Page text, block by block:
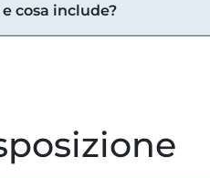
cosa include?